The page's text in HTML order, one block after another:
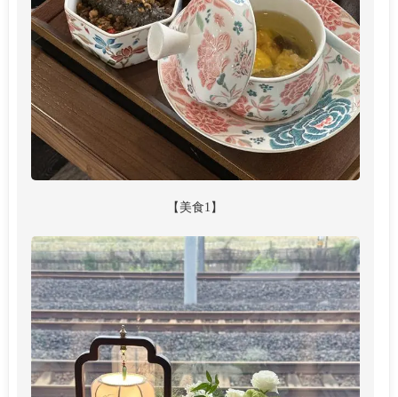
【美食1】